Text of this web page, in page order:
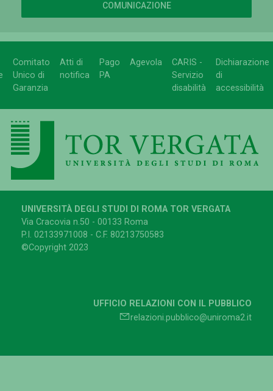
COMUNICAZIONE
Comitato
Unico di
Garanzia
Atti di
notifica
Pago
PA
Agevola
CARIS -
Servizio
disabilità
Dichiarazione
di
accessibilità
UNIVERSITÀ DEGLI STUDI DI ROMA TOR VERGATA
Via Cracovia n.50 - 00133 Roma
P.I. 02133971008 - C.F. 80213750583
©Copyright 2023
UFFICIO RELAZIONI CON IL PUBBLICO
relazioni.pubblico@uniroma2.it